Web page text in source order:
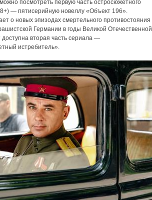
посмотреть первую часть остросюжетного
— пятисерийную новеллу «Объект 196».
о новых эпизодах смертельного противостояния
Германии в годы Великой Отечественной
вторая часть сериала —
истребитель».